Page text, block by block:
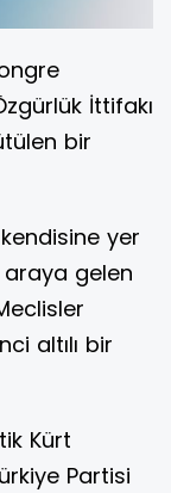
İttifakı
bir
yer
araya gelen
altılı bir
Kürt
Partisi